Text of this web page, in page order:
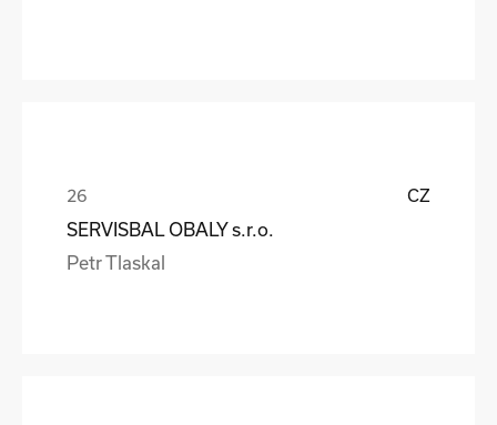
CZ
SERVISBAL OBALY s.r.o.
Petr Tlaskal